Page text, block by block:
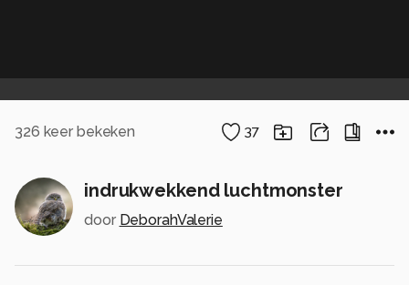
326 keer bekeken 37
indrukwekkend luchtmonster
door DeborahValerie